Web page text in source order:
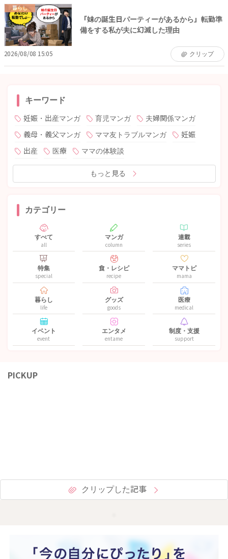
暮らし
「妹の誕生日パーティーがあるから」転勤準
備をする私が夫に幻滅した理由
2026/08/08 15:05 クリップ
キーワード
妊娠・出産マンガ 育児マンガ
夫婦関係マンガ
義母・義父マンガ
ママ友トラブルマンガ
妊娠
出産
医療 ママの体験談
もっと見る
カテゴリー
すべて
all
マンガ
column
連載
series
特集
special
食・レシピ
recipe
ママトピ
mama
暮らし
life
グッズ
goods
医療
medical
イベント
event
エンタメ
entame
制度・支援
support
PICKUP
クリップした記事